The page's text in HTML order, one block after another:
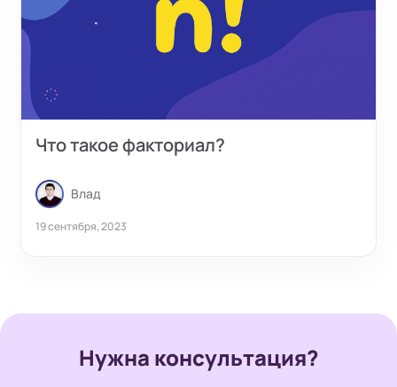
Что такое факториал?
Влад
19 сентября, 2023
Нужна консультация?